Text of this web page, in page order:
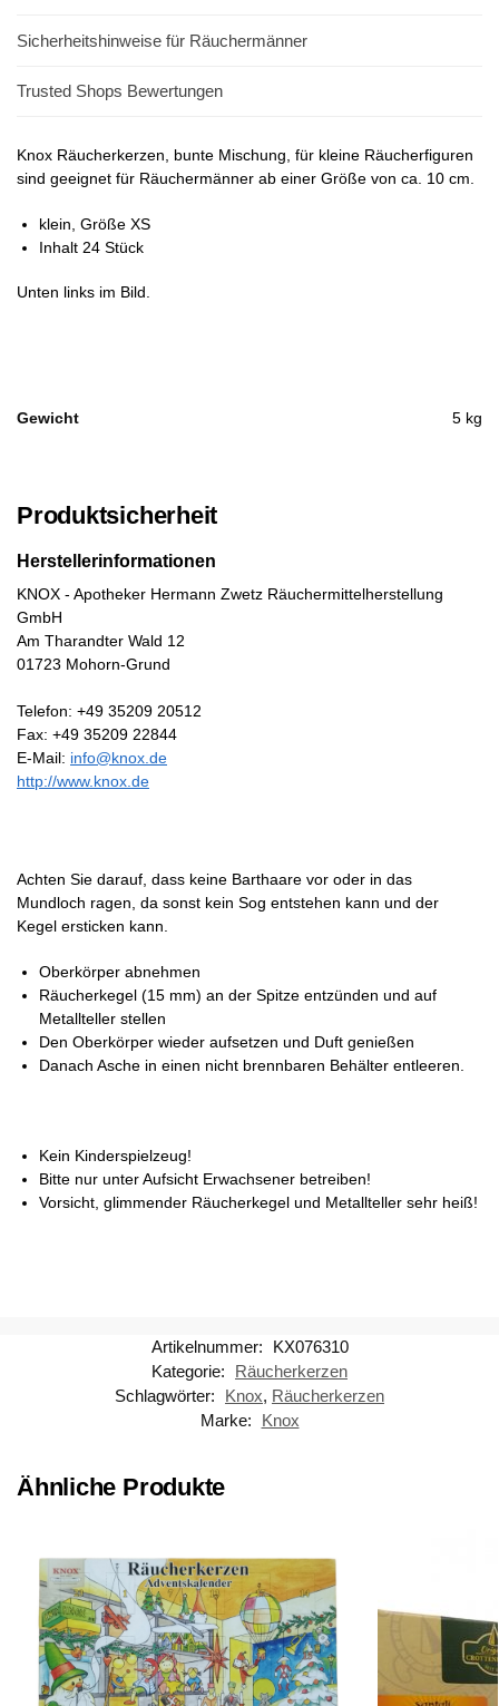
Sicherheitshinweise für Räuchermänner
Trusted Shops Bewertungen
Knox Räucherkerzen, bunte Mischung, für kleine Räucherfiguren
sind geeignet für Räuchermänner ab einer Größe von ca. 10 cm.
klein, Größe XS
Inhalt 24 Stück
Unten links im Bild.
Gewicht 5 kg
Produktsicherheit
Herstellerinformationen
KNOX - Apotheker Hermann Zwetz Räuchermittelherstellung
GmbH
Am Tharandter Wald 12
01723 Mohorn-Grund
Telefon: +49 35209 20512
Fax: +49 35209 22844
E-Mail: info@knox.de
http://www.knox.de
Achten Sie darauf, dass keine Barthaare vor oder in das
Mundloch ragen, da sonst kein Sog entstehen kann und der
Kegel ersticken kann.
Oberkörper abnehmen
Räucherkegel (15 mm) an der Spitze entzünden und auf
Metallteller stellen
Den Oberkörper wieder aufsetzen und Duft genießen
Danach Asche in einen nicht brennbaren Behälter entleeren.
Kein Kinderspielzeug!
Bitte nur unter Aufsicht Erwachsener betreiben!
Vorsicht, glimmender Räucherkegel und Metallteller sehr heiß!
Artikelnummer:
KX076310
Kategorie:
Räucherkerzen
Schlagwörter:
Knox, Räucherkerzen
Marke:
Knox
Ähnliche Produkte